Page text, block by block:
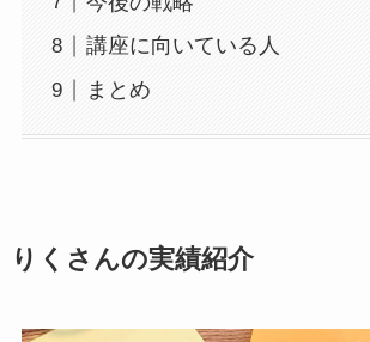
講座に向いている人
まとめ
りくさんの実績紹介